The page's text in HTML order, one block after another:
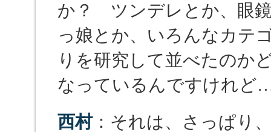
か？ ツンデレとか、眼
っ娘とか、いろんなカテ
りを研究して並べたのか
なっているんですけれ
西村：それは、さっぱり